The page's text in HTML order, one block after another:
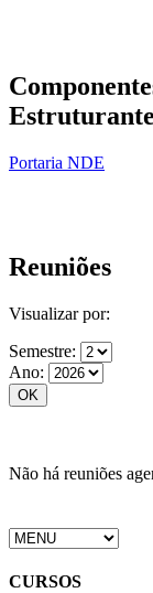
Portaria NDE
Reuniões
Visualizar por:
Semestre:
Ano:
Não há reuniões
CURSOS